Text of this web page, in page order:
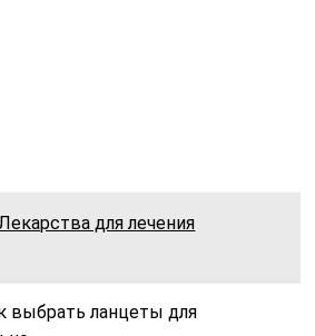
для лечения
выбрать ланцеты для